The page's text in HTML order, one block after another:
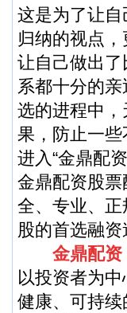
这是为了让
归纳的视点
让自己做出
系都十分的
选的进程中
果，防止一
进入“金鼎配
金鼎配资股
全、专业、
股的首选融资
金鼎配
以投资者为
健康、可持